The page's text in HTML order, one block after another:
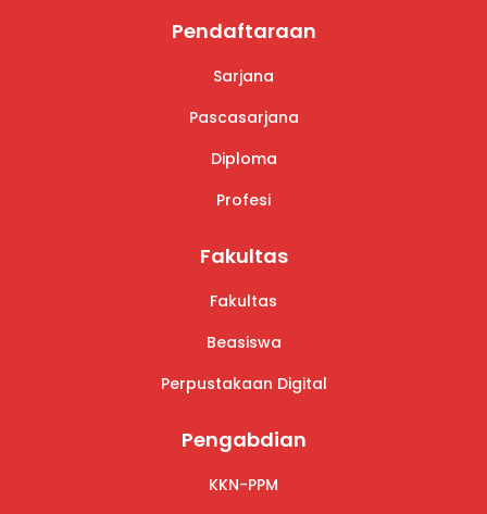
Pendaftaraan
Sarjana
Pascasarjana
Diploma
Profesi
Fakultas
Fakultas
Beasiswa
Perpustakaan Digital
Pengabdian
KKN-PPM